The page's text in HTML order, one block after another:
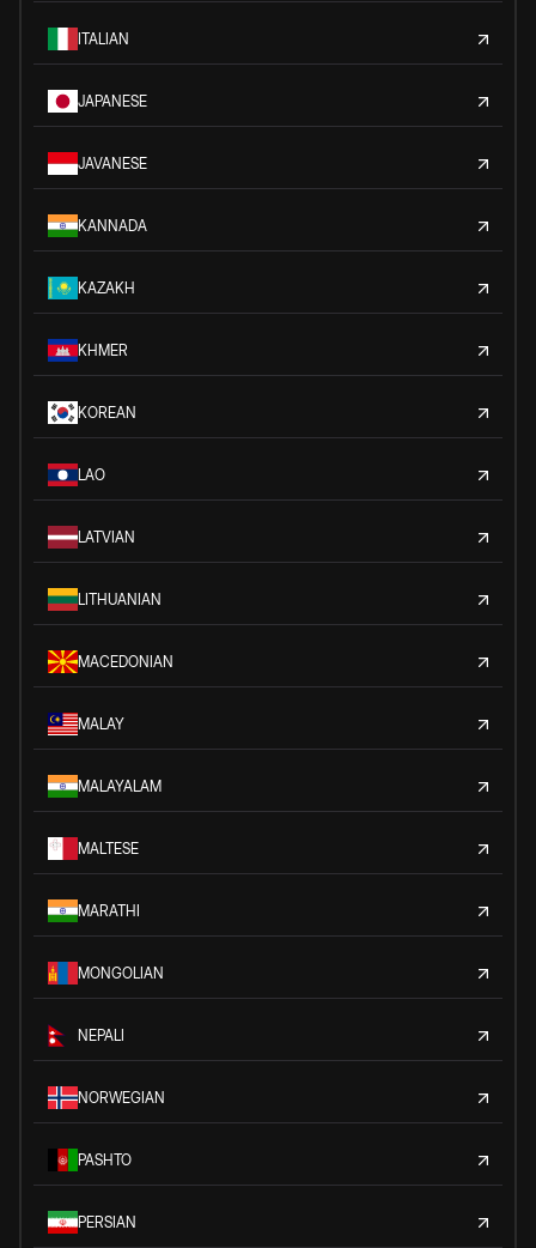
ITALIAN
JAPANESE
JAVANESE
KANNADA
KAZAKH
KHMER
KOREAN
LAO
LATVIAN
LITHUANIAN
MACEDONIAN
MALAY
MALAYALAM
MALTESE
MARATHI
MONGOLIAN
NEPALI
NORWEGIAN
PASHTO
PERSIAN